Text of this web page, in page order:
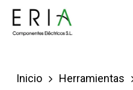
Saltar
Inicio Herramientas